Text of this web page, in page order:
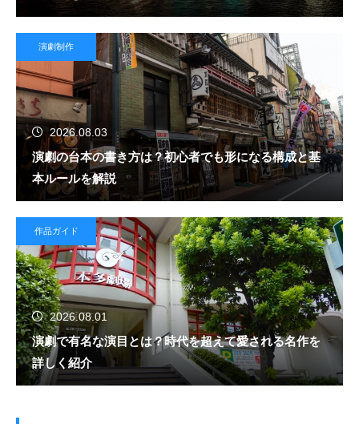
演劇制作
2026.08.03
演劇の台本の書き方は？初心者でも形になる構成と基
本ルールを解説
作品ガイド
2026.08.01
演劇で有名な演目とは？時代を超えて愛される名作を
詳しく紹介